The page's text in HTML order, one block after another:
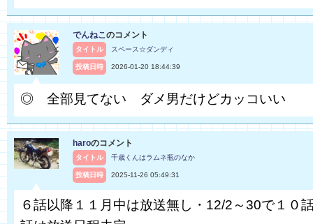
でんねこのコメント
タイトル スペース☆ダンディ
投稿日時 2026-01-20 18:44:39
◎ 全部見てない ダメ男だけどカッコいい
haroのコメント
タイトル 千歳くんはラムネ瓶のなか
投稿日時 2025-11-26 05:49:31
６話以降１１月中は放送無し・12/2～30で１０